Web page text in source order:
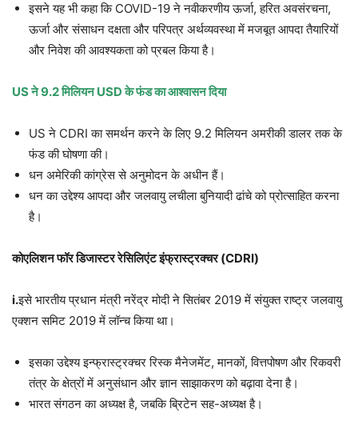
इसने यह भी कहा कि COVID-19 ने नवीकरणीय ऊर्जा, हरित अवसंरचना,
ऊर्जा और संसाधन दक्षता और परिपत्र अर्थव्यवस्था में मजबूत आपदा तैयारियों
और निवेश की आवश्यकता को प्रबल किया है।
US ने 9.2 मिलियन USD के फंड का आश्वासन दिया
US ने CDRI का समर्थन करने के लिए 9.2 मिलियन अमरीकी डालर तक के
फंड की घोषणा की।
धन अमेरिकी कांग्रेस से अनुमोदन के अधीन हैं।
धन का उद्देश्य आपदा और जलवायु लचीला बुनियादी ढांचे को प्रोत्साहित करना
है।
कोएलिशन फॉर डिजास्टर रेसिलिएंट इंफ्रास्ट्रक्चर (CDRI)
i.इसे भारतीय प्रधान मंत्री नरेंद्र मोदी ने सितंबर 2019 में संयुक्त राष्ट्र जलवायु
एक्शन समिट 2019 में लॉन्च किया था।
इसका उद्देश्य इन्फ्रास्ट्रक्चर रिस्क मैनेजमेंट, मानकों, वित्तपोषण और रिकवरी
तंत्र के क्षेत्रों में अनुसंधान और ज्ञान साझाकरण को बढ़ावा देना है।
भारत संगठन का अध्यक्ष है, जबकि ब्रिटेन सह-अध्यक्ष है।